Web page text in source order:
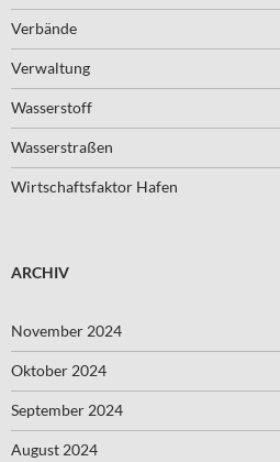
Verbände
Verwaltung
Wasserstoff
Wasserstraßen
Wirtschaftsfaktor Hafen
ARCHIV
November 2024
Oktober 2024
September 2024
August 2024